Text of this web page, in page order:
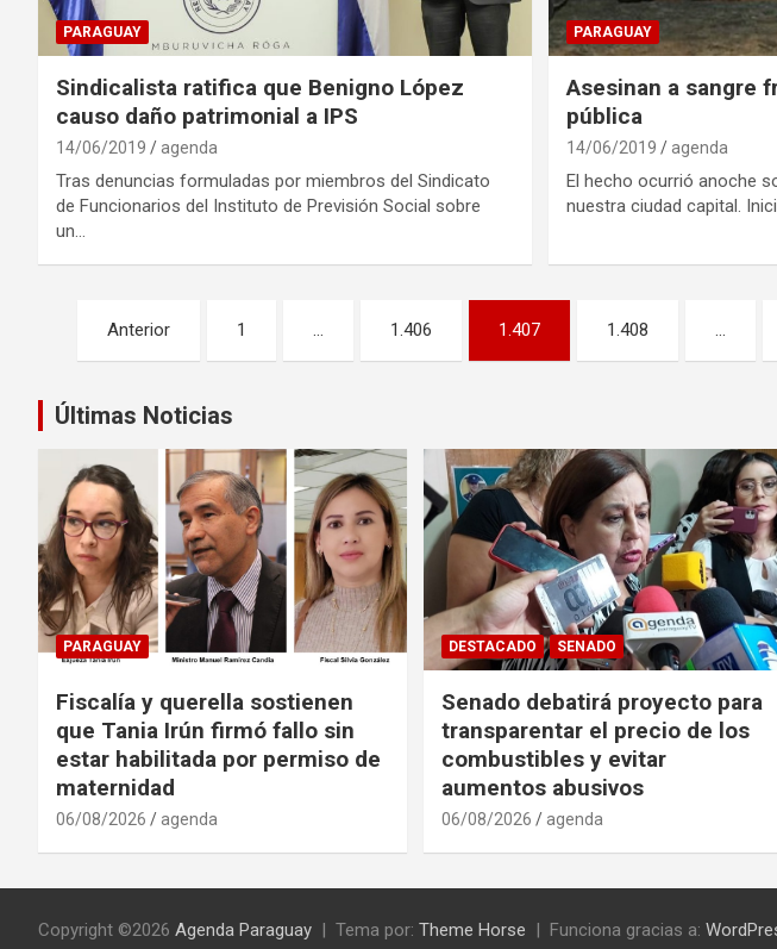
PARAGUAY
Sindicalista ratifica que Benigno López
causo daño patrimonial a IPS
14/06/2019 agenda
Tras denuncias formuladas por miembros del Sindicato
de Funcionarios del Instituto de Previsión Social sobre
un…
PARAGUAY
Asesinan a sangre
pública
14/06/2019 agenda
El hecho ocurrió anoche
nuestra ciudad capital.
Navegación
de
entradas
Anterior 1 … 1.406 1.407 1.408 …
Últimas Noticias
PARAGUAY
Fiscalía y querella sostienen
que Tania Irún firmó fallo sin
estar habilitada por permiso de
maternidad
06/08/2026 agenda
DESTACADO SENADO
Senado debatirá proyecto para
transparentar el precio de los
combustibles y evitar
aumentos abusivos
06/08/2026 agenda
Copyright ©2026 Agenda Paraguay Tema por: Theme Horse Funciona gracias a: